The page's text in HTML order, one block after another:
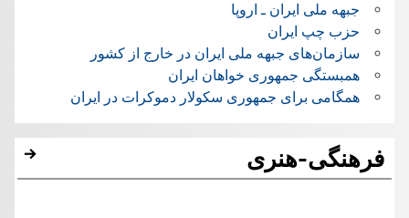
جبهه ملی ایران ـ اروپا
حزب چپ ایران
سازمان‌های جبهه ملی ایران در خارج از کشور
همبستگی جمهوری خواهان ایران
همگامی برای جمهوری سکولار دموکرات در ایران
فرهنگی-هنری